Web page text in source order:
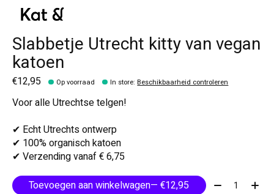
Slabbetje Utrecht kitty van vegan
katoen
€12,95 Op voorraad In store:Beschikbaarheid controleren
Voor alle Utrechtse telgen!
✔ Echt Utrechts ontwerp
✔ 100% organisch katoen
✔ Verzending vanaf € 6,75
Toevoegen aan winkelwagen
— €12,95 Aantal: